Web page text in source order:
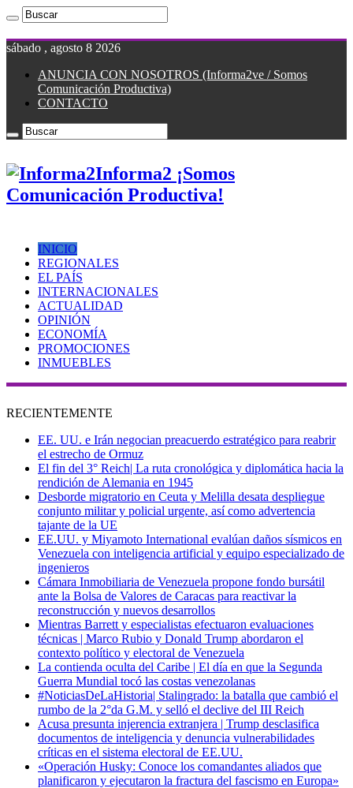
sábado , agosto 8 2026
ANUNCIA CON NOSOTROS (Informa2ve / Somos
Comunicación Productiva)
CONTACTO
Informa2 ¡Somos
Comunicación Productiva!
INICIO
REGIONALES
EL PAÍS
INTERNACIONALES
ACTUALIDAD
OPINIÓN
ECONOMÍA
PROMOCIONES
INMUEBLES
RECIENTEMENTE
EE. UU. e Irán negocian preacuerdo estratégico para reabrir
el estrecho de Ormuz
El fin del 3° Reich| La ruta cronológica y diplomática hacia la
rendición de Alemania en 1945
Desborde migratorio en Ceuta y Melilla desata despliegue
conjunto militar y policial urgente, así como advertencia
tajante de la UE
EE.UU. y Miyamoto International evalúan daños sísmicos en
Venezuela con inteligencia artificial y equipo especializado de
ingenieros
Cámara Inmobiliaria de Venezuela propone fondo bursátil
ante la Bolsa de Valores de Caracas para reactivar la
reconstrucción y nuevos desarrollos
Mientras Barrett y especialistas efectuaron evaluaciones
técnicas | Marco Rubio y Donald Trump abordaron el
contexto político y electoral de Venezuela
La contienda oculta del Caribe | El día en que la Segunda
Guerra Mundial tocó las costas venezolanas
#NoticiasDeLaHistoria| Stalingrado: la batalla que cambió el
rumbo de la 2°da G.M. y selló el declive del III Reich
Acusa presunta injerencia extranjera | Trump desclasifica
documentos de inteligencia y denuncia vulnerabilidades
críticas en el sistema electoral de EE.UU.
«Operación Husky: Conoce los comandantes aliados que
planificaron y ejecutaron la fractura del fascismo en Europa»